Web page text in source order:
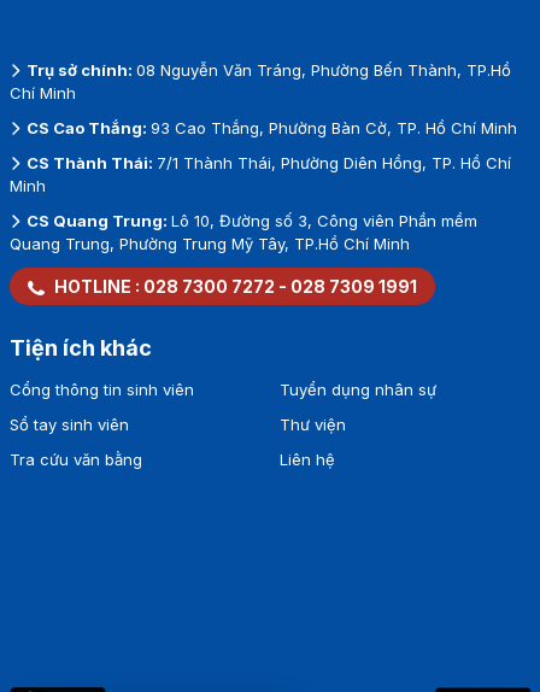
Trụ sở chính: 08 Nguyễn Văn Tráng, Phường Bến Thành, TP.Hồ
Chí Minh
CS Cao Thắng: 93 Cao Thắng, Phường Bàn Cờ, TP. Hồ Chí Minh
CS Thành Thái: 7/1 Thành Thái, Phường Diên Hồng, TP. Hồ Chí
Minh
CS Quang Trung: Lô 10, Đường số 3, Công viên Phần mềm
Quang Trung, Phường Trung Mỹ Tây, TP.Hồ Chí Minh
HOTLINE : 028 7300 7272 - 028 7309 1991
Tiện ích khác
Cổng thông tin sinh viên
Sổ tay sinh viên
Tra cứu văn bằng
Tuyển dụng nhân sự
Thư viện
Liên hệ